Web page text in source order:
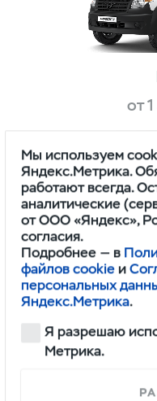
от
Мы используем
Яндекс.Метрика.
работают всегда.
аналитические
от ООО «Яндекс»,
согласия.
Подробнее — в
файлов cookie и
персональных
Яндекс.Метрика.
Я разрешаю
Метрика.